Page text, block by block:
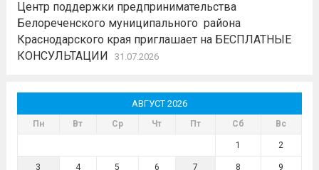
Центр поддержки предпринимательства
Белореченского муниципального района
Краснодарского края приглашает на БЕСПЛАТНЫЕ
КОНСУЛЬТАЦИИ
31.07.2026
АВГУСТ 2026
Пн Вт Ср Чт Пт Сб Вс
1 2
3 4 5 6 7 8 9